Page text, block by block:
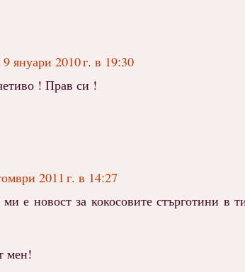
9 януари 2010 г. в 19:30
! Прав си !
2011 г. в 14:27
е новост за кокосовите стърготини в
мен!